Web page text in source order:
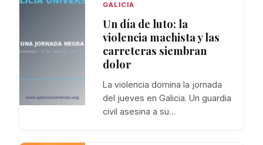
GALICIA
Un día de luto: la
violencia machista y las
carreteras siembran
dolor
La violencia domina la jornada
del jueves en Galicia. Un guardia
civil asesina a su…